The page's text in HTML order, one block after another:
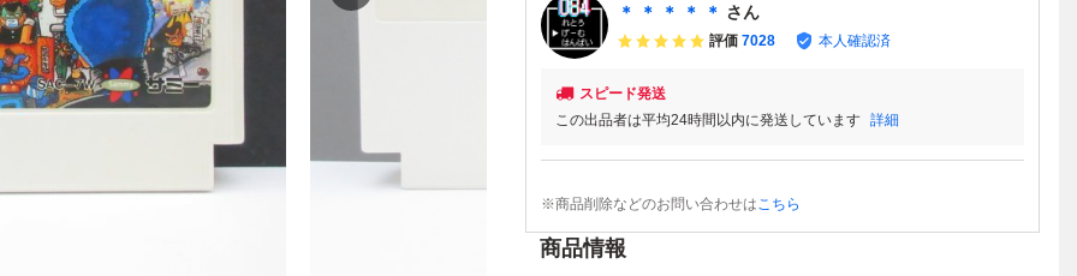
＊ ＊ ＊ ＊ ＊ さん
評価 7028 本人確認済
スピード発送
この出品者は平均24時間以内に発送しています 詳細
※商品削除などのお問い合わせはこちら
商品情報